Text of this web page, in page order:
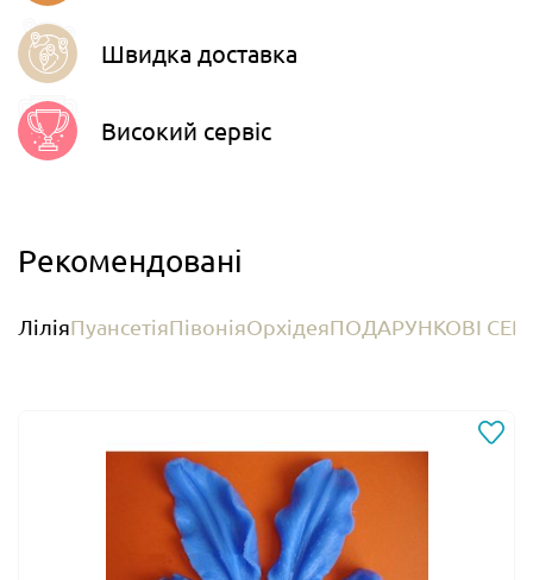
Швидка доставка
Високий сервіс
Рекомендовані
ЛіліяПуансетіяПівоніяОрхідеяПОДАРУНКОВІ